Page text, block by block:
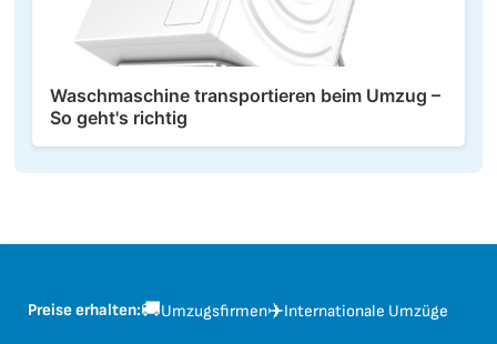
Waschmaschine transportieren beim Umzug –
So geht's richtig
Preise erhalten:🚚Umzugsfirmen✈️Internationale Umzüge